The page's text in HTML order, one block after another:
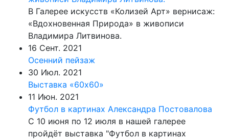
В Галерее искусств «Колизей Арт» вернисаж:
«Вдохновенная Природа» в живописи
Владимира Литвинова.
16 Сент. 2021
Осенний пейзаж
30 Июл. 2021
Выставка «60х60»
11 Июн. 2021
Футбол в картинах Александра Постовалова
С 10 июня по 12 июля в нашей галерее
пройдёт выставка "Футбол в картинах